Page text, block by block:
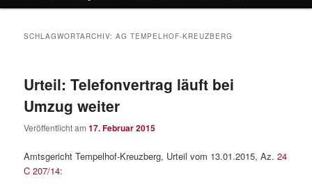
SCHLAGWORTARCHIV:AG TEMPELHOF-KREUZBERG
Urteil: Telefonvertrag läuft bei
Umzug weiter
Veröffentlicht am17. Februar 2015
Amtsgericht Tempelhof-Kreuzberg, Urteil vom 13.01.2015, Az.24
C 207/14: